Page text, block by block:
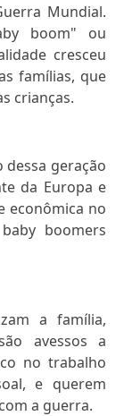
Mundial.
boom" ou
cresceu
famílias, que
crianças.
geração
da Europa e
econômica no
boomers
a família,
avessos a
no trabalho
e querem
a guerra.